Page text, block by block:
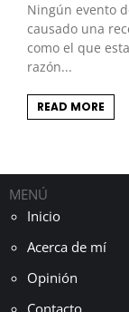
Ningún evento
causado una
como el que
razón...
READ MORE
MENÚ
Inicio
Acerca de mí
Opinión